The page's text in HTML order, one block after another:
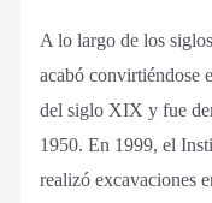
A lo largo de los
acabó convirtiéndose
del siglo XIX y fue
1950. En 1999, el
realizó excavaciones